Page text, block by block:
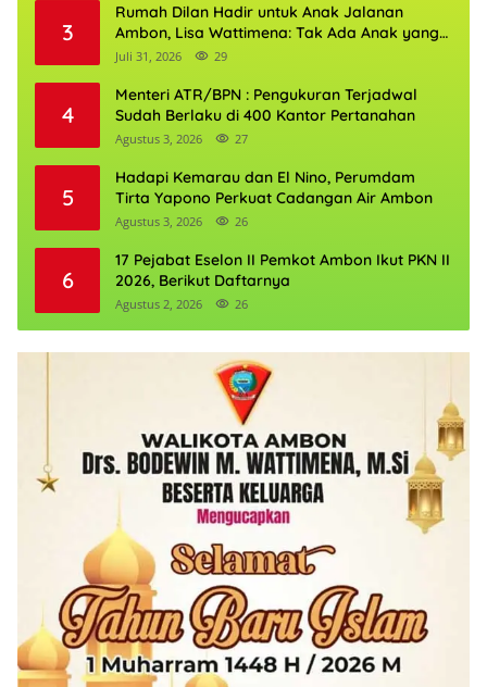
3
Rumah Dilan Hadir untuk Anak Jalanan
Ambon, Lisa Wattimena: Tak Ada Anak yang
Boleh Kehilangan Masa Depannya
Juli 31, 2026 29
4
Menteri ATR/BPN : Pengukuran Terjadwal
Sudah Berlaku di 400 Kantor Pertanahan
Agustus 3, 2026 27
5
Hadapi Kemarau dan El Nino, Perumdam
Tirta Yapono Perkuat Cadangan Air Ambon
Agustus 3, 2026 26
6
17 Pejabat Eselon II Pemkot Ambon Ikut PKN II
2026, Berikut Daftarnya
Agustus 2, 2026 26